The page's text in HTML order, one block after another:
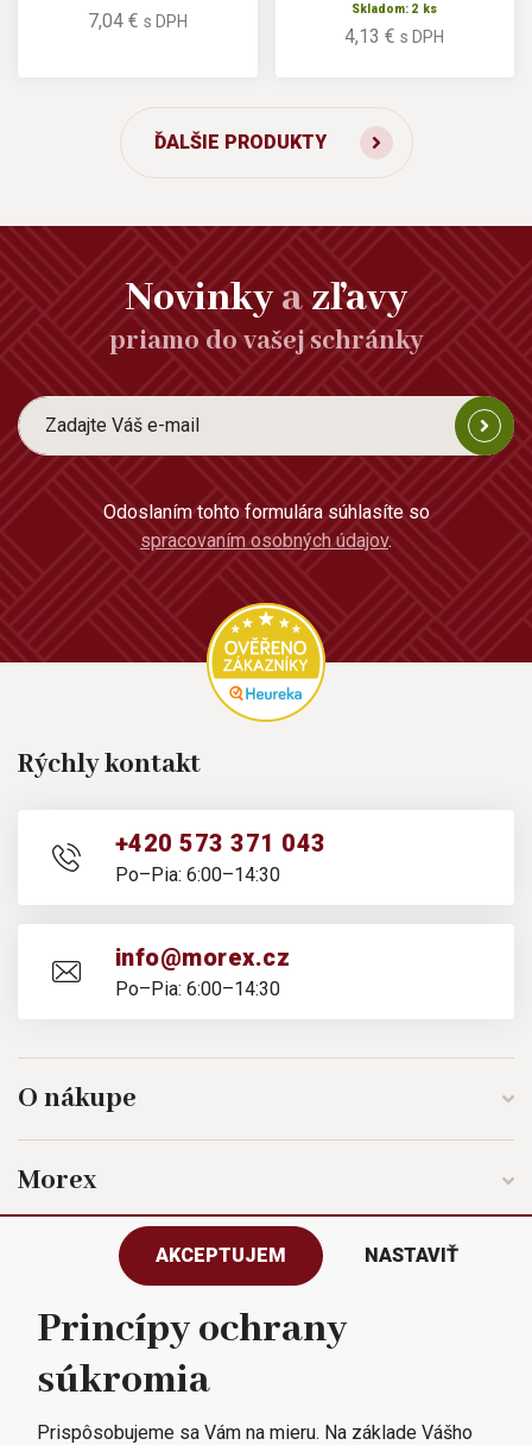
7,04 € s DPH
Skladom: 2 ks
4,13 €s DPH
ĎALŠIE PRODUKTY
Novinkyazľavy
priamo do vašej schránky
Odoslaním tohto formulára súhlasíte so
spracovaním osobných údajov.
Rýchly kontakt
+420 573 371 043
Po–Pia: 6:00–14:30
info@morex.cz
Po–Pia: 6:00–14:30
O nákupe
Morex
Sledujte nás
Všetky práva vyhradené © 2023
Morex, spol. s r.o.
AKCEPTUJEM NASTAVIŤ
Princípy ochrany
súkromia
Prispôsobujeme sa Vám na mieru. Na základe Vášho